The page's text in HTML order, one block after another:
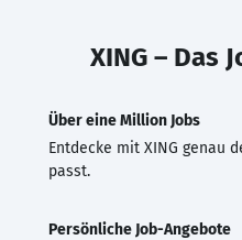
XING – Das
Über eine Million Jobs
Entdecke mit XING genau
passt.
Persönliche Job-Angebote